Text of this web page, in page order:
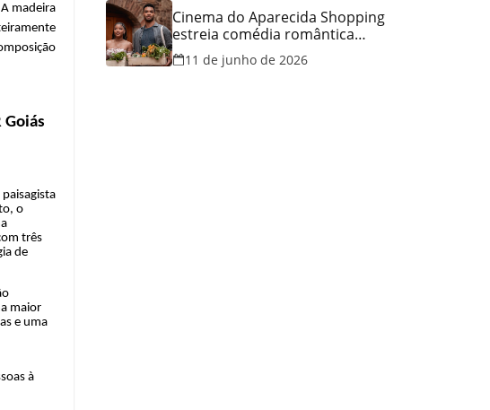
madeira
Goiás
o
três
de
maior
e uma
à
Cinema do Aparecida Shopping
estreia comédia romântica
ambientada na Itália, hoje e
lança promoção para o Dia dos
11 de junho de 2026